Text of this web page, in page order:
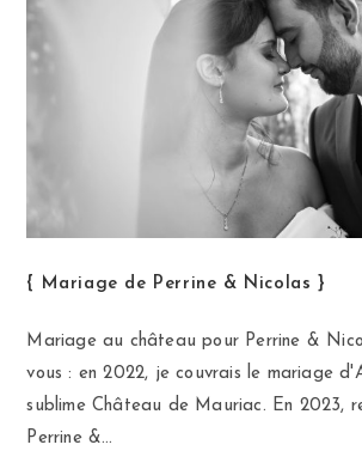
{ Mariage de Perrine & Nicolas }
Mariage au château pour Perrine &
vous : en 2022, je couvrais le mariage
sublime Château de Mauriac. En 2023,
Perrine &…